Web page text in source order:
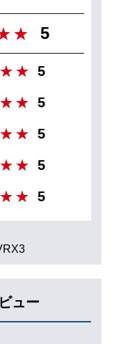
5
5
5
5
5
5
ュー